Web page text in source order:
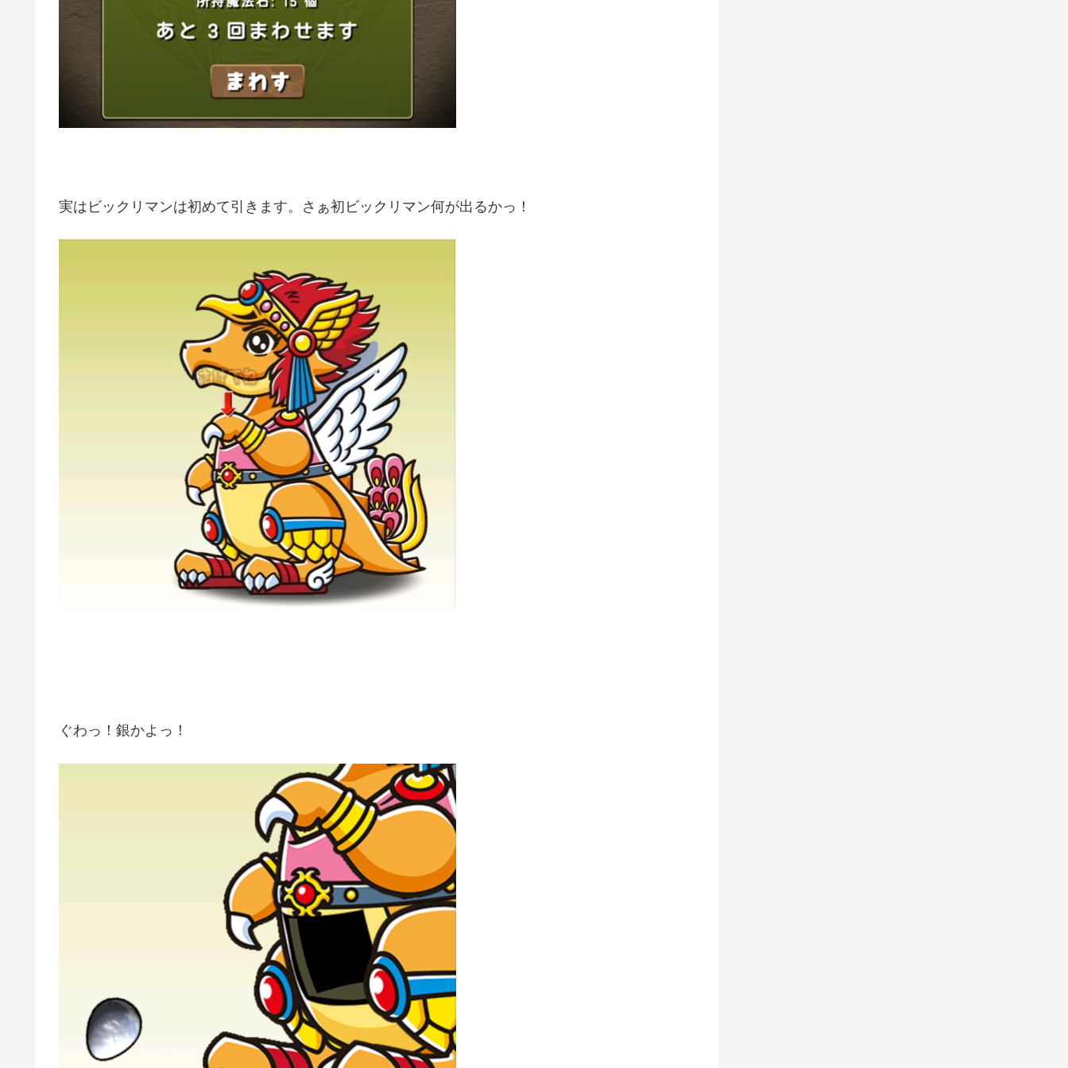
実はビックリマンは初めて引きます。さぁ初ビックリマン何が出るかっ！
ぐわっ！銀かよっ！